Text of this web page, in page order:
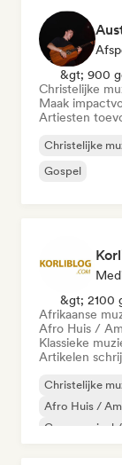
&gt; 900
Christelijke
Maak
Artiesten
Christelijke
Gospel
&gt; 2100
Afrikaanse
Afro Huis /
Klassieke
Artikelen
Christelijke
Afro Huis /
Commercieel /